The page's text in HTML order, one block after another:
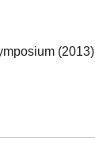
(2013)